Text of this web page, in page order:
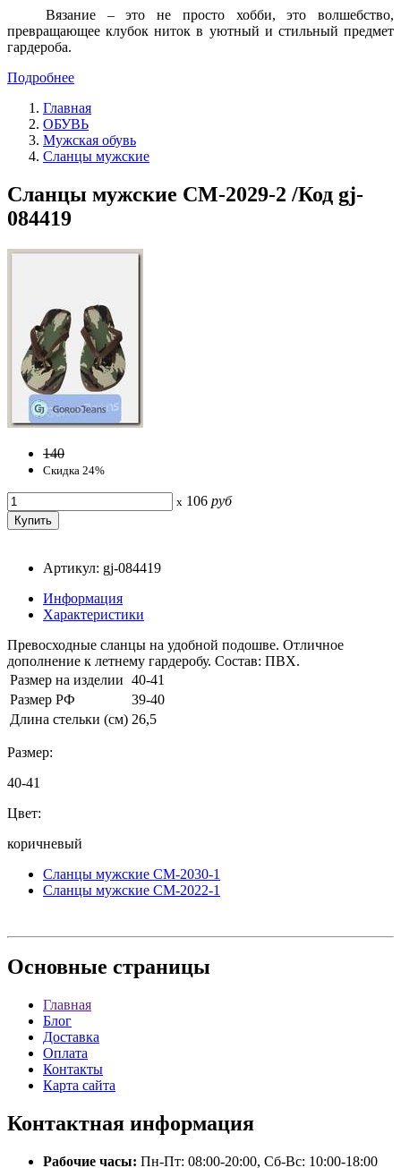
Вязание – это не просто хобби, это волшебство,
превращающее клубок ниток в уютный и стильный предмет
гардероба.
Подробнее
Главная
ОБУВЬ
Мужская обувь
Сланцы мужские
Сланцы мужские СМ-2029-2 /Код gj-
084419
140
Скидка 24%
x 106 руб
Артикул: gj-084419
Информация
Характеристики
Превосходные сланцы на удобной подошве. Отличное
дополнение к летнему гардеробу. Состав: ПВХ.
Размер на изделии 40-41
Размер РФ
39-40
Длина стельки (см) 26,5
Размер:
40-41
Цвет:
коричневый
Сланцы мужские СМ-2030-1
Сланцы мужские СМ-2022-1
Основные страницы
Главная
Блог
Доставка
Оплата
Контакты
Карта сайта
Контактная информация
Рабочие часы: Пн-Пт: 08:00-20:00, Сб-Вс: 10:00-18:00